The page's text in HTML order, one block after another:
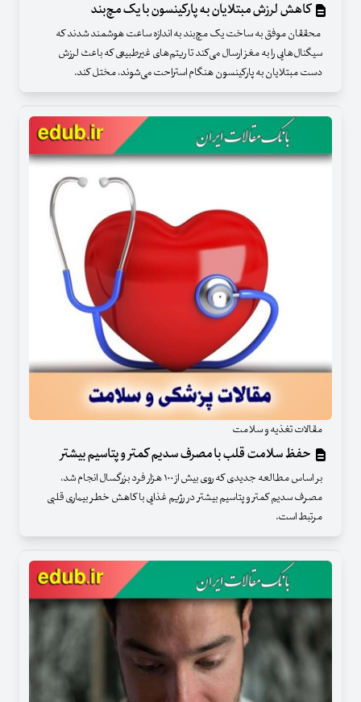
کاهش لرزش مبتلایان به پارکینسون با یک مچ‌بند
محققان موفق به ساخت یک مچ‌بند به اندازه ساعت هوشمند شدند که
سیگنال‌هایی را به مغز ارسال می‌کند تا ریتم‌های غیرطبیعی که باعث لرزش
دست مبتلایان به پارکینسون هنگام استراحت می‌شوند، مختل کند.
مقالات تغذیه و سلامت
حفظ سلامت قلب با مصرف سدیم کمتر و پتاسیم بیشتر
بر اساس مطالعه جدیدی که روی بیش از ۱۰۰ هزار فرد بزرگسال انجام شد،
مصرف سدیم کمتر و پتاسیم بیشتر در رژیم غذایی با کاهش خطر بیماری قلبی
مرتبط است.